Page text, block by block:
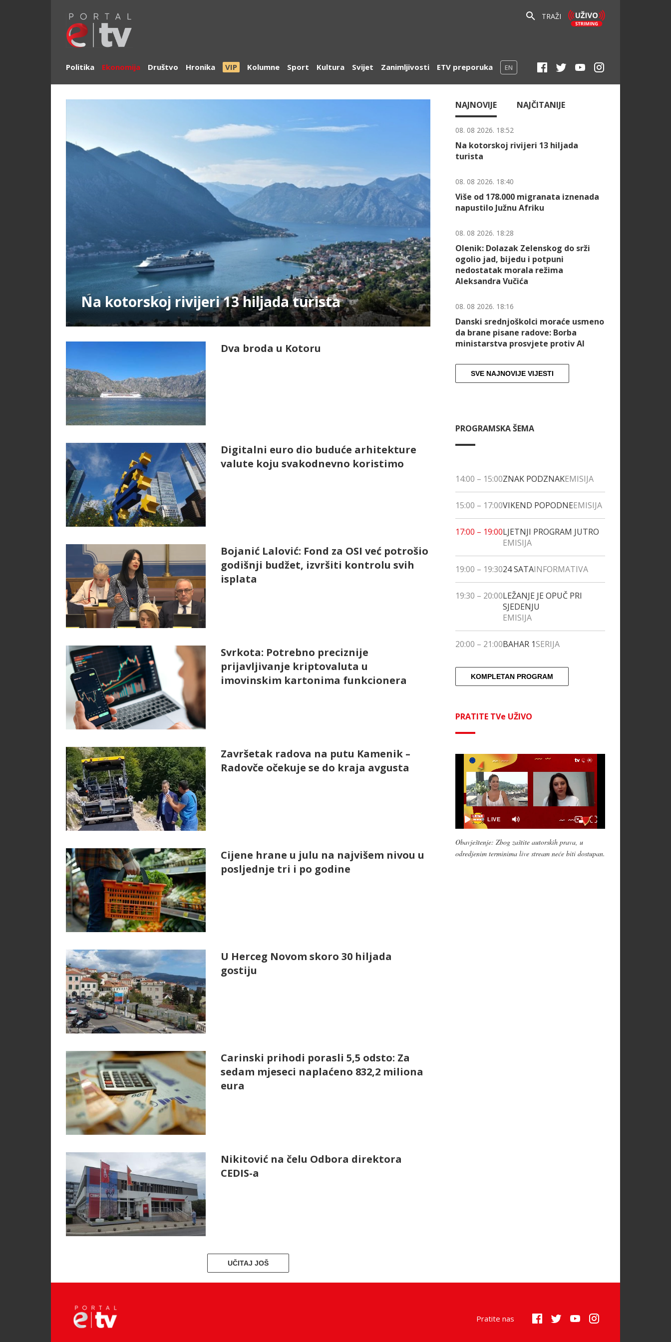
TRAŽI
Politika Ekonomija Društvo Hronika VIP Kolumne Sport Kultura Svijet Zanimljivosti ETV preporuka EN
Na kotorskoj rivijeri 13 hiljada turista
Dva broda u Kotoru
Digitalni euro dio buduće arhitekture
valute koju svakodnevno koristimo
Bojanić Lalović: Fond za OSI već potrošio
godišnji budžet, izvršiti kontrolu svih
isplata
Svrkota: Potrebno preciznije
prijavljivanje kriptovaluta u
imovinskim kartonima funkcionera
Završetak radova na putu Kamenik –
Radovče očekuje se do kraja avgusta
Cijene hrane u julu na najvišem nivou u
posljednje tri i po godine
U Herceg Novom skoro 30 hiljada
gostiju
Carinski prihodi porasli 5,5 odsto: Za
sedam mjeseci naplaćeno 832,2 miliona
eura
Nikitović na čelu Odbora direktora
CEDIS-a
UČITAJ JOŠ
NAJNOVIJE NAJČITANIJE
08. 08 2026. 18:52
Na kotorskoj rivijeri 13 hiljada
turista
08. 08 2026. 18:40
Više od 178.000 migranata iznenada
napustilo Južnu Afriku
08. 08 2026. 18:28
Olenik: Dolazak Zelenskog do srži
ogolio jad, bijedu i potpuni
nedostatak morala režima
Aleksandra Vučića
08. 08 2026. 18:16
Danski srednjoškolci moraće usmeno
da brane pisane radove: Borba
ministarstva prosvjete protiv AI
SVE NAJNOVIJE VIJESTI
PROGRAMSKA ŠEMA
14:00 – 15:00ZNAK PODZNAKEMISIJA
15:00 – 17:00VIKEND POPODNEEMISIJA
17:00 – 19:00LJETNJI PROGRAM JUTRO
EMISIJA
19:00 – 19:3024 SATAINFORMATIVA
19:30 – 20:00LEŽANJE JE OPUČ PRI
SJEDENJU
EMISIJA
20:00 – 21:00BAHAR 1SERIJA
KOMPLETAN PROGRAM
PRATITE TVe UŽIVO
Obavještenje: Zbog zaštite autorskih prava, u
odredjenim terminima live stream neće biti dostupan.
Pratite nas